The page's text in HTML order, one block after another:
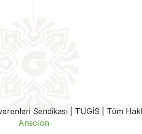
Sendikası | TÜGİS | Tüm
Ansolon